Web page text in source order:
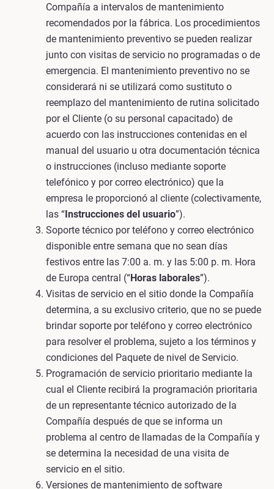
Compañía a intervalos de mantenimiento
recomendados por la fábrica. Los procedimientos
de mantenimiento preventivo se pueden realizar
junto con visitas de servicio no programadas o de
emergencia. El mantenimiento preventivo no se
considerará ni se utilizará como sustituto o
reemplazo del mantenimiento de rutina solicitado
por el Cliente (o su personal capacitado) de
acuerdo con las instrucciones contenidas en el
manual del usuario u otra documentación técnica
o instrucciones (incluso mediante soporte
telefónico y por correo electrónico) que la
empresa le proporcionó al cliente (colectivamente,
las “Instrucciones del usuario”).
Soporte técnico por teléfono y correo electrónico
disponible entre semana que no sean días
festivos entre las 7:00 a. m. y las 5:00 p. m. Hora
de Europa central (“Horas laborales”).
Visitas de servicio en el sitio donde la Compañía
determina, a su exclusivo criterio, que no se puede
brindar soporte por teléfono y correo electrónico
para resolver el problema, sujeto a los términos y
condiciones del Paquete de nivel de Servicio.
Programación de servicio prioritario mediante la
cual el Cliente recibirá la programación prioritaria
de un representante técnico autorizado de la
Compañía después de que se informa un
problema al centro de llamadas de la Compañía y
se determina la necesidad de una visita de
servicio en el sitio.
Versiones de mantenimiento de software